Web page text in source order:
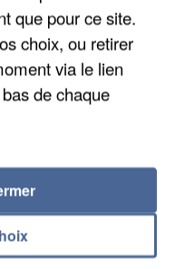
que pour ce site.
choix, ou retirer
via le lien
de chaque